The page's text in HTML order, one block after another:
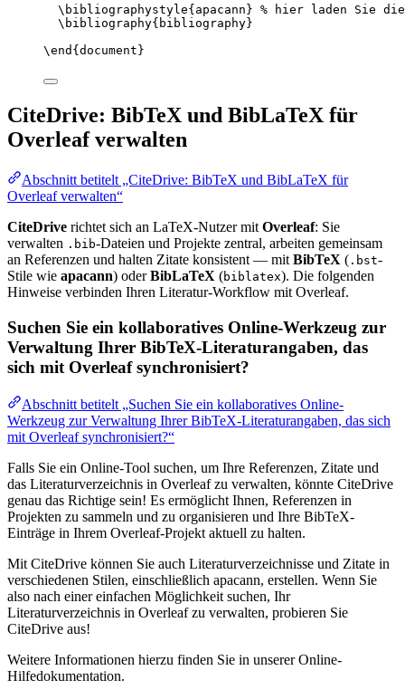
\bibliographystyle{apacann} % hier laden Sie
\bibliography{bibliography}
\end { document }
CiteDrive: BibTeX und BibLaTeX für
Overleaf verwalten
Abschnitt betitelt „CiteDrive: BibTeX und BibLaTeX für
Overleaf verwalten“
CiteDrive richtet sich an LaTeX-Nutzer mit Overleaf: Sie
verwalten .bib-Dateien und Projekte zentral, arbeiten gemeinsam
an Referenzen und halten Zitate konsistent — mit BibTeX ( .bst-
Stile wie apacann) oderBibLaTeX (biblatex). Die folgenden
Hinweise verbinden Ihren Literatur-Workflow mit Overleaf.
Suchen Sie ein kollaboratives Online-Werkzeug zur
Verwaltung Ihrer BibTeX-Literaturangaben, das
sich mit Overleaf synchronisiert?
Abschnitt betitelt „Suchen Sie ein kollaboratives Online-
Werkzeug zur Verwaltung Ihrer BibTeX-Literaturangaben, das sich
mit Overleaf synchronisiert?“
Falls Sie ein Online-Tool suchen, um Ihre Referenzen, Zitate und
das Literaturverzeichnis in Overleaf zu verwalten, könnte CiteDrive
genau das Richtige sein! Es ermöglicht Ihnen, Referenzen in
Projekten zu sammeln und zu organisieren und Ihre BibTeX-
Einträge in Ihrem Overleaf-Projekt aktuell zu halten.
Mit CiteDrive können Sie auch Literaturverzeichnisse und Zitate in
verschiedenen Stilen, einschließlich apacann, erstellen. Wenn Sie
also nach einer einfachen Möglichkeit suchen, Ihr
Literaturverzeichnis in Overleaf zu verwalten, probieren Sie
CiteDrive aus!
Weitere Informationen hierzu finden Sie in unserer Online-
Hilfedokumentation.